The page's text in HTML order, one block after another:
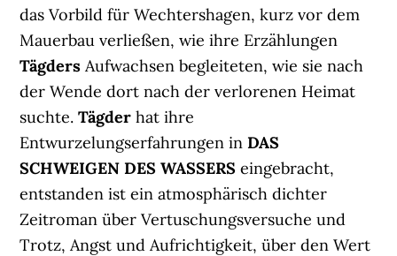
das Vorbild für Wechtershagen, kurz vor dem
Mauerbau verließen, wie ihre Erzählungen
Tägders Aufwachsen begleiteten, wie sie nach
der Wende dort nach der verlorenen Heimat
suchte.Tägder hat ihre
Entwurzelungserfahrungen inDAS
SCHWEIGEN DES WASSERSeingebracht,
entstanden ist ein atmosphärisch dichter
Zeitroman über Vertuschungsversuche und
Trotz, Angst und Aufrichtigkeit, über den Wert